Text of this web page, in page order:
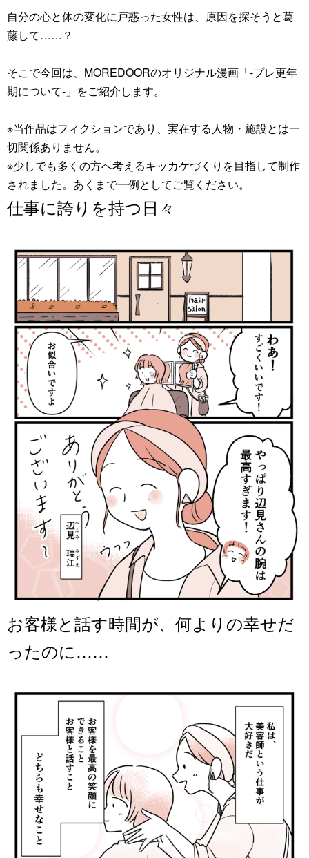
自分の心と体の変化に戸惑った女性は、原因を探そうと葛
藤して……？
そこで今回は、MOREDOORのオリジナル漫画「-プレ更年
期について-」をご紹介します。
※当作品はフィクションであり、実在する人物・施設とは一
切関係ありません。
※少しでも多くの方へ考えるキッカケづくりを目指して制作
されました。あくまで一例としてご覧ください。
仕事に誇りを持つ日々
お客様と話す時間が、何よりの幸せだ
ったのに……